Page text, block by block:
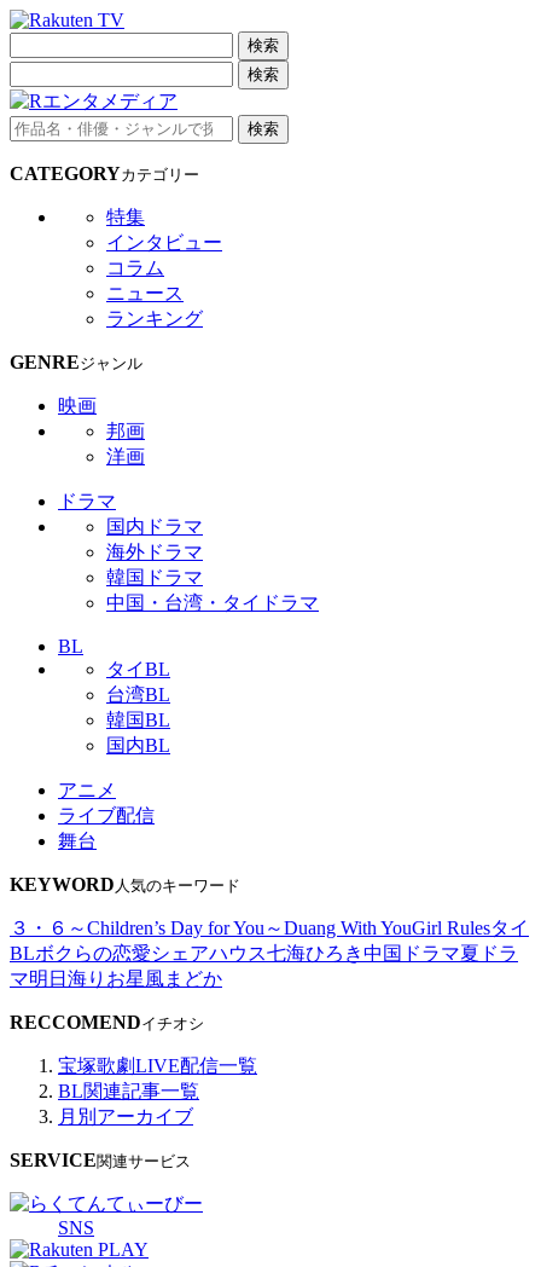
検索
検索
検索
CATEGORYカテゴリー
特集
インタビュー
コラム
ニュース
ランキング
GENREジャンル
映画
邦画
洋画
ドラマ
国内ドラマ
海外ドラマ
韓国ドラマ
中国・台湾・タイドラマ
BL
タイBL
台湾BL
韓国BL
国内BL
アニメ
ライブ配信
舞台
KEYWORD 人気のキーワード
３・６～Children’s Day for You～Duang With YouGirl Rulesタイ
BLボクらの恋愛シェアハウス七海ひろき中国ドラマ夏ドラ
マ明日海りお星風まどか
RECCOMENDイチオシ
宝塚歌劇LIVE配信一覧
BL関連記事一覧
月別アーカイブ
SERVICE関連サービス
SNS